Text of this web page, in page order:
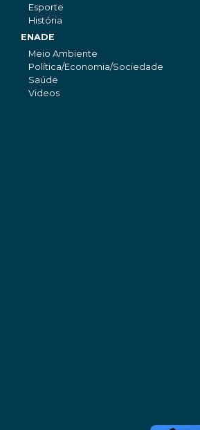
Esporte
História
ENADE
Meio Ambiente
Política/Economia/Sociedade
Saúde
Videos